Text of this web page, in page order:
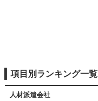
項目別ランキング一覧
人材派遣会社